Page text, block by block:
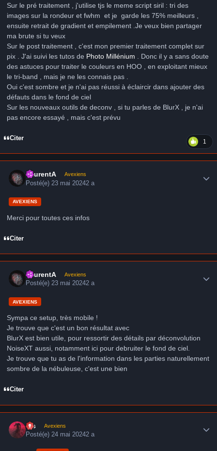
Sur le pré traitement , j'utilise tjs le meme script siril : tri des
images sur la rondeur et fwhm et je garde les 75% meilleurs ,
ensuite retrait de gradient et empilement .Je veux bien partager
ma brute si tu veux
Sur le post traitement , c'est mon premier traitement complet sur
pix . J'ai suivi les tutos de Photo Millénium
. Donc il y a sans doute
des astuces pour traiter le couleurs en HOO , en exploitant mieux
le tri-band , mais je ne les connais pas .
Oui c'est sombre et je n'ai pas réussi à éclaircir dans ajouter des
défauts dans le fond de ciel
Sur les nouveaux outils de deconv , si tu parles de BlurX , je n'ai
pas encore essayé , mais c'est prévu
Citer 1
LaurentA Avexiens
Posté(e) 23 mai 20242 a
AVEXIENS
Merci pour toutes ces infos
Citer
LaurentA Avexiens
Posté(e)23 mai 20242 a
AVEXIENS
Sympa ce setup, très mobile !
Je trouve que c'est un bon résultat avec
BlurX est bien utile, pour ressortir des détails par déconvolution
NoiseXT aussi, notamment ici pour debruiter le fond de ciel.
Je trouve que tu as de l'information dans les parties naturellement
sombre de la nébuleuse, c'est une bien
Citer
krs Avexiens
Posté(e)24 mai 20242 a